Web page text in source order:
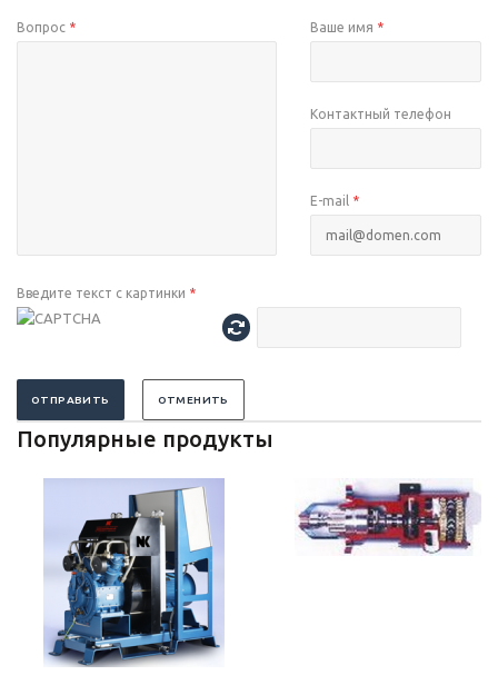
Вопрос * Ваше имя *
Контактный телефон
E-mail *
Введите текст с картинки *
ОТПРАВИТЬ ОТМЕНИТЬ
Популярные продукты